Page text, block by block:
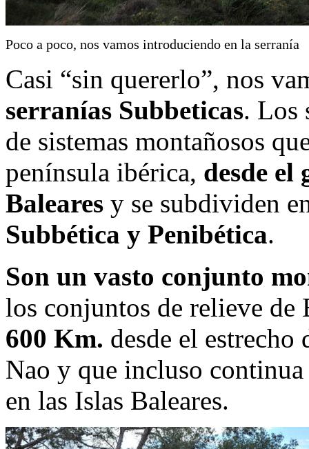
Poco a poco, nos vamos introduciendo en la serranía
Casi “sin quererlo”, nos
serranías Subbeticas. Los
de sistemas montañosos
península ibérica, desde el
Baleares y se subdividen
Subbética y Penibética.
Son un vasto conjunto
los conjuntos de relieve de
600 Km. desde el estrecho
Nao y que incluso
en las Islas Baleares.